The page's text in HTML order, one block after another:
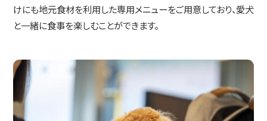
けにも地元食材を利用した専用メニューをご用意しており、愛犬
と一緒に食事を楽しむことができます。